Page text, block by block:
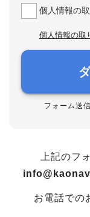
個人情報の
個人情報の取
フォーム送
上記のフ
お電話での